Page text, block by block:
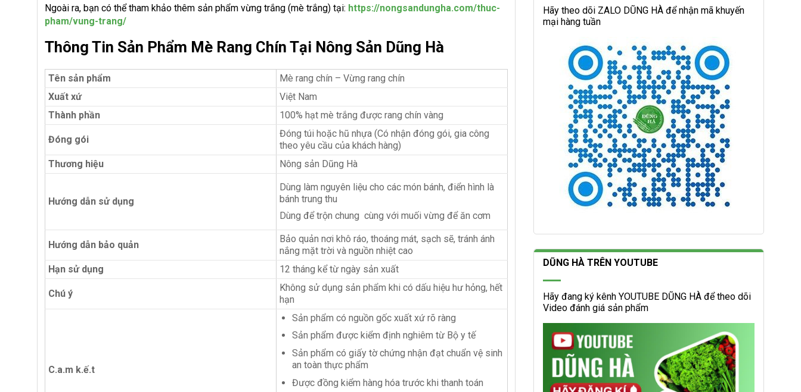
Ngoài ra, bạn có thể tham khảo thêm sản phẩm vừng trắng (mè trắng) tại: https://nongsandungha.com/thuc-
pham/vung-trang/
Thông Tin Sản Phẩm Mè Rang Chín Tại Nông Sản Dũng Hà
Tên sản phẩm
Mè rang chín – Vừng rang chín
Xuất xứ
Việt Nam
Thành phần
100% hạt mè trắng được rang chín vàng
Đóng gói
Đóng túi hoặc hũ nhựa (Có nhận đóng gói, gia công
theo yêu cầu của khách hàng)
Thương hiệu
Nông sản Dũng Hà
Hướng dẫn sử dụng
Dùng làm nguyên liệu cho các món bánh, điển hình là
bánh trung thu
Dùng để trộn chung cùng với muối vừng để ăn cơm
Hướng dẫn bảo quản
Bảo quản nơi khô ráo, thoáng mát, sạch sẽ, tránh ánh
nắng mặt trời và nguồn nhiệt cao
Hạn sử dụng
12 tháng kể từ ngày sản xuất
Chú ý
Không sử dụng sản phẩm khi có dấu hiệu hư hỏng, hết
hạn
C.a.m k.ế.t
Sản phẩm có nguồn gốc xuất xứ rõ ràng
Sản phẩm được kiểm định nghiêm từ Bộ y tế
Sản phẩm có giấy tờ chứng nhận đạt chuẩn vệ sinh
an toàn thực phẩm
Được đồng kiểm hàng hóa trước khi thanh toán
Hãy theo dõi ZALO DŨNG HÀ để nhận mã khuyến
mại hàng tuần
DŨNG HÀ TRÊN YOUTUBE
Hãy đang ký kênh YOUTUBE DŨNG HÀ để theo dõi
Video đánh giá sản phẩm